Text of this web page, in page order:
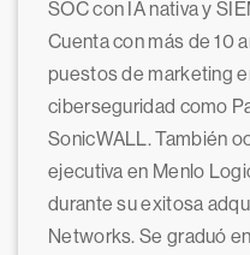
SOC con IA nativa y
Cuenta con más de 10
puestos de marketing
ciberseguridad como
SonicWALL. También
ejecutiva en Menlo
durante su exitosa
Networks. Se graduó